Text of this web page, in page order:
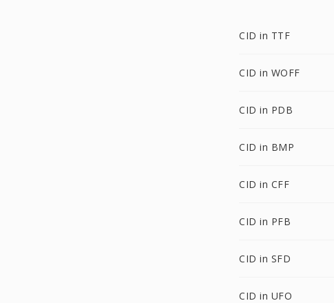
CID in TTF
CID in WOFF
CID in PDB
CID in BMP
CID in CFF
CID in PFB
CID in SFD
CID in UFO